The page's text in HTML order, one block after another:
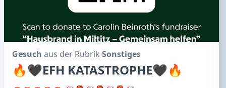
Gesuch aus der Rubrik Sonstiges
🔥🖤EFH KATASTROPHE🖤🔥